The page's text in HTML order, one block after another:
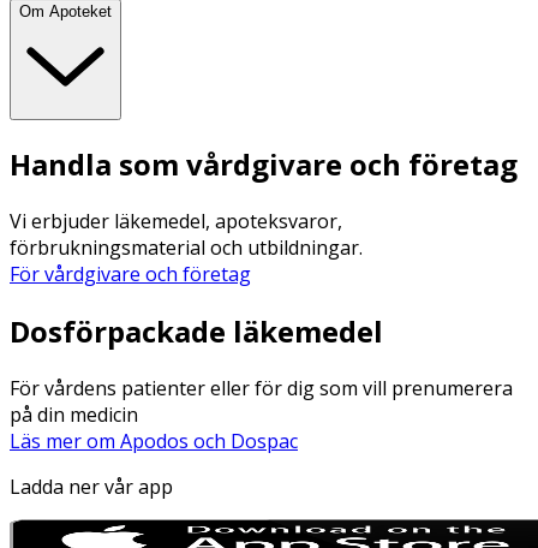
Om Apoteket
Handla som vårdgivare och företag
Vi erbjuder läkemedel, apoteksvaror,
förbrukningsmaterial och utbildningar.
För vårdgivare och företag
Dosförpackade läkemedel
För vårdens patienter eller för dig som vill prenumerera
på din medicin
Läs mer om Apodos och Dospac
Ladda ner vår app